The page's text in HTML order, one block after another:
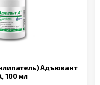
Адъювант
100 мл